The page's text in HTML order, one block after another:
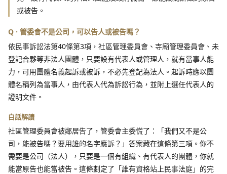
或被告。
Q · 管委會不是公司，可以告人或被告嗎？
依民事訴訟法第40條第3項，社區管理委員會、寺廟管理委員會、未
登記合夥等非法人團體，只要設有代表人或管理人，就有當事人能
力，可用團體名義起訴或被訴，不必先登記為法人。起訴時應以團
體名稱列為當事人，由代表人代為訴訟行為，並附上選任代表人的
證明文件。
白話解讀
社區管理委員會被鄰居告了，管委會主委慌了：「我們又不是公
司，能被告嗎？要用誰的名字應訴？」答案藏在這條第三項。你不
需要是公司（法人），只要是一個有組織、有代表人的團體，你就
能當原告也能當被告。這條劃定了「誰有資格站上民事法庭」的完